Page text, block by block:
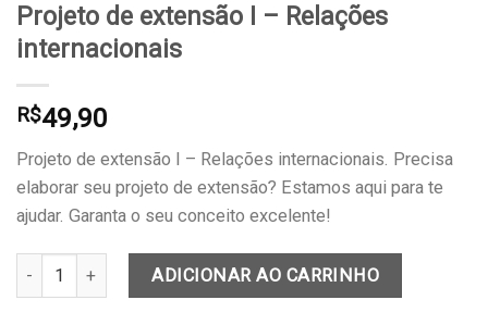
Projeto de extensão I – Relações
internacionais
R$49,90
Projeto de extensão I – Relações internacionais. Precisa
elaborar seu projeto de extensão? Estamos aqui para te
ajudar. Garanta o seu conceito excelente!
Projeto de extensão I - Relações internacionais quantidade
ADICIONAR AO CARRINHO